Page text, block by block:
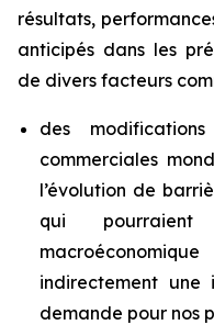
résultats,
anticipés dans les
de divers facteurs
des
commerciales
l’évolution de
qui pourraient
indirectement
demande pour nos